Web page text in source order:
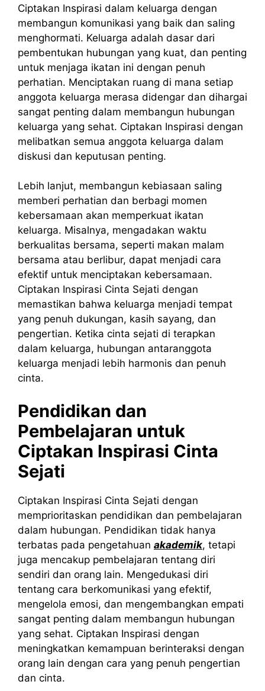
Ciptakan Inspirasi dalam keluarga dengan
membangun komunikasi yang baik dan saling
menghormati. Keluarga adalah dasar dari
pembentukan hubungan yang kuat, dan penting
untuk menjaga ikatan ini dengan penuh
perhatian. Menciptakan ruang di mana setiap
anggota keluarga merasa didengar dan dihargai
sangat penting dalam membangun hubungan
keluarga yang sehat. Ciptakan Inspirasi dengan
melibatkan semua anggota keluarga dalam
diskusi dan keputusan penting.
Lebih lanjut, membangun kebiasaan saling
memberi perhatian dan berbagi momen
kebersamaan akan memperkuat ikatan
keluarga. Misalnya, mengadakan waktu
berkualitas bersama, seperti makan malam
bersama atau berlibur, dapat menjadi cara
efektif untuk menciptakan kebersamaan.
Ciptakan Inspirasi Cinta Sejati dengan
memastikan bahwa keluarga menjadi tempat
yang penuh dukungan, kasih sayang, dan
pengertian. Ketika cinta sejati di terapkan
dalam keluarga, hubungan antaranggota
keluarga menjadi lebih harmonis dan penuh
cinta.
Pendidikan dan
Pembelajaran untuk
Ciptakan Inspirasi Cinta
Sejati
Ciptakan Inspirasi Cinta Sejati dengan
memprioritaskan pendidikan dan pembelajaran
dalam hubungan. Pendidikan tidak hanya
terbatas pada pengetahuan akademik, tetapi
juga mencakup pembelajaran tentang diri
sendiri dan orang lain. Mengedukasi diri
tentang cara berkomunikasi yang efektif,
mengelola emosi, dan mengembangkan empati
sangat penting dalam membangun hubungan
yang sehat. Ciptakan Inspirasi dengan
meningkatkan kemampuan berinteraksi dengan
orang lain dengan cara yang penuh pengertian
dan cinta.